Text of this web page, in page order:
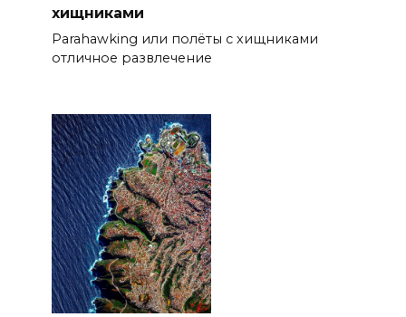
хищниками
Parahawking или полёты с хищниками
отличное развлечение